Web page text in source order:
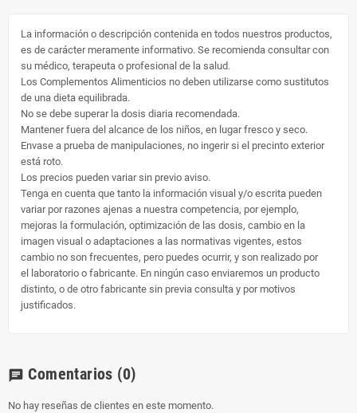
La información o descripción contenida en todos nuestros productos,
es de carácter meramente informativo. Se recomienda consultar con
su médico, terapeuta o profesional de la salud.
Los Complementos Alimenticios no deben utilizarse como sustitutos
de una dieta equilibrada.
No se debe superar la dosis diaria recomendada.
Mantener fuera del alcance de los niños, en lugar fresco y seco.
Envase a prueba de manipulaciones, no ingerir si el precinto exterior
está roto.
Los precios pueden variar sin previo aviso.
Tenga en cuenta que tanto la información visual y/o escrita pueden
variar por razones ajenas a nuestra competencia, por ejemplo,
mejoras la formulación, optimización de las dosis, cambio en la
imagen visual o adaptaciones a las normativas vigentes, estos
cambio no son frecuentes, pero puedes ocurrir, y son realizado por
el laboratorio o fabricante. En ningún caso enviaremos un producto
distinto, o de otro fabricante sin previa consulta y por motivos
justificados.
chat Comentarios (0)
No hay reseñas de clientes en este momento.